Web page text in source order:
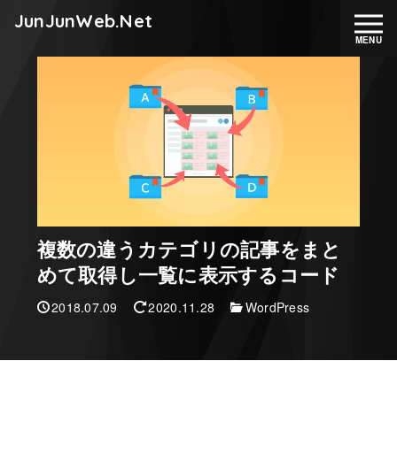
JunJunWeb.Net
複数の違うカテゴリの記事をまと
めて取得し一覧に表示するコード
2018.07.09 2020.11.28 WordPress